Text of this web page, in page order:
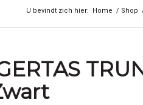
U bevindt zich hier: Home / Shop